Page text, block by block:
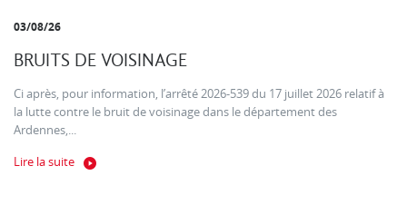
03/08/26
BRUITS DE VOISINAGE
Ci après, pour information, l’arrêté 2026-539 du 17 juillet 2026 relatif à
la lutte contre le bruit de voisinage dans le département des
Ardennes,...
Lire la suite